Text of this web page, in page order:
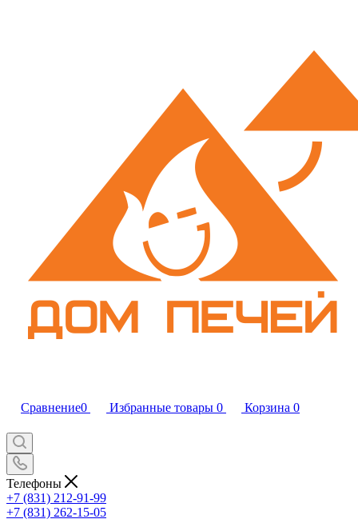
Сравнение0 Избранные товары 0 Корзина 0
Телефоны
+7 (831) 212-91-99
+7 (831) 262-15-05